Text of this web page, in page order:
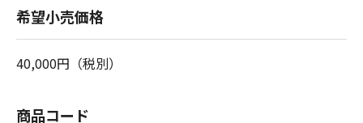
希望小売価格
40,000円（税別）
商品コード